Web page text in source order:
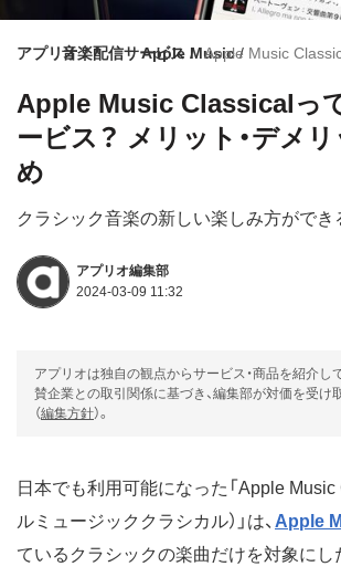
アプリオ音楽配信サービスApple MusicApple Music
Apple Music Classicalっ
ービス？ メリット・デメ
め
クラシック音楽の新しい楽しみ方ができ
アプリオ編集部
2024-03-09 11:32
アプリオは独自の観点からサービス・商品を紹介し
賛企業との取引関係に基づき、編集部が対価を受け
（編集方針）。
日本でも利用可能になった「Apple Music
ルミュージッククラシカル）」は、 Apple
ているクラシックの楽曲だけを対象にし